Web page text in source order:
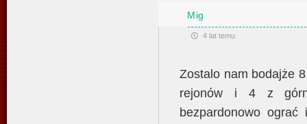
Mig
4 lat temu
Zostalo nam bodajże
rejonów i 4 z
bezpardonowo